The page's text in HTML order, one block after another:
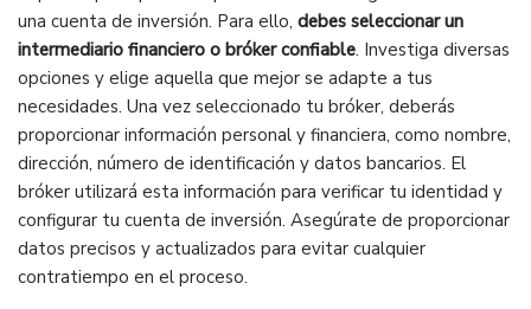
una cuenta de inversión. Para ello, debes seleccionar un
intermediario financiero o bróker confiable. Investiga diversas
opciones y elige aquella que mejor se adapte a tus
necesidades. Una vez seleccionado tu bróker, deberás
proporcionar información personal y financiera, como nombre,
dirección, número de identificación y datos bancarios. El
bróker utilizará esta información para verificar tu identidad y
configurar tu cuenta de inversión. Asegúrate de proporcionar
datos precisos y actualizados para evitar cualquier
contratiempo en el proceso.